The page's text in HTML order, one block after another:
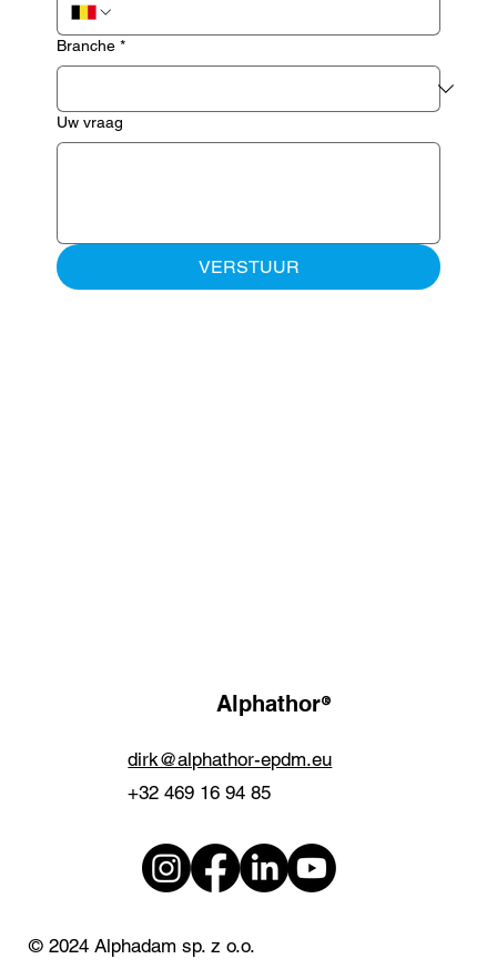
Branche *
Uw vraag
VERSTUUR
Alphathor®
dirk@alphathor-epdm.eu
+32 469 16 94 85
© 2024 Alphadam sp. z o.o.